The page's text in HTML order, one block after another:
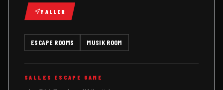
Y ALLER
ESCAPE ROOMS MUSIK ROOM
SALLES ESCAPE GAME